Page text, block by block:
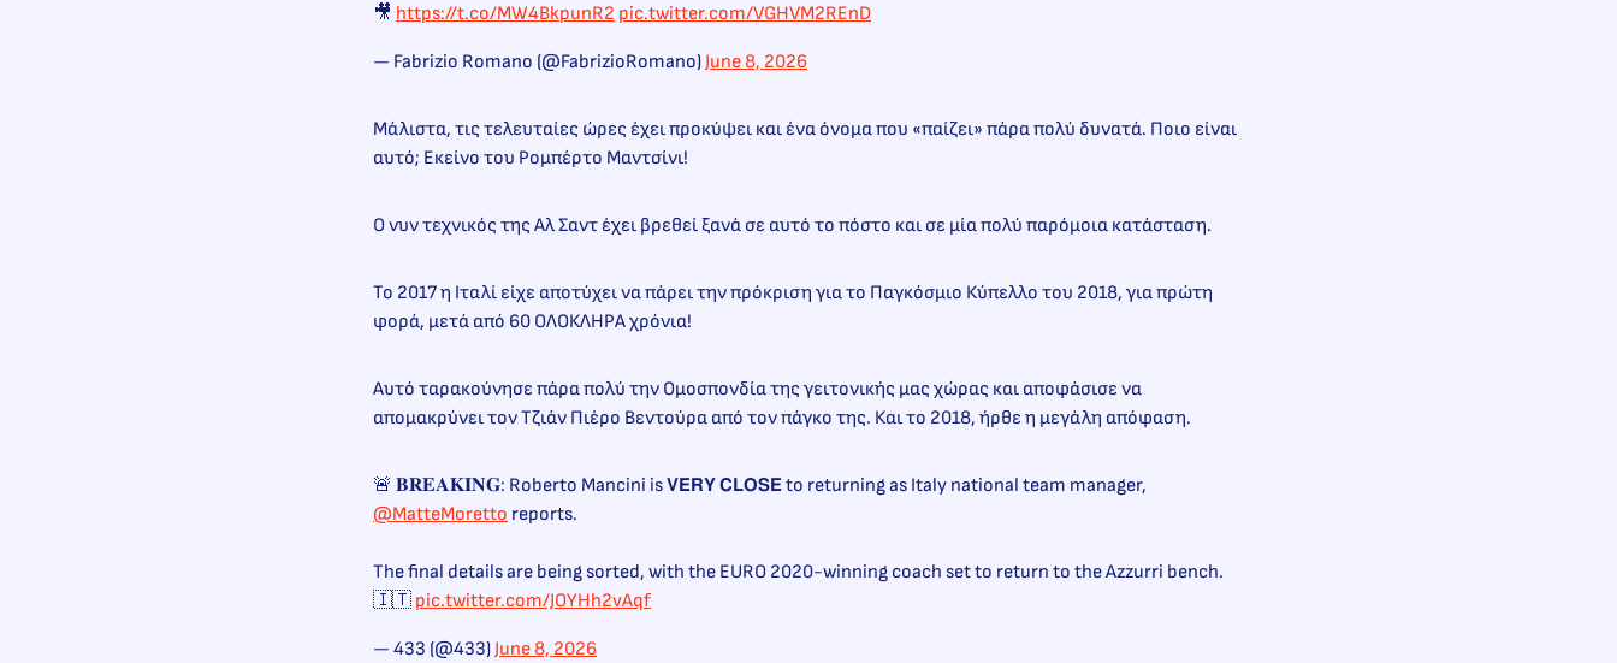
🎥 https://t.co/MW4BkpunR2 pic.twitter.com/VGHVM2REnD
— Fabrizio Romano (@FabrizioRomano) June 8, 2026
Μάλιστα, τις τελευταίες ώρες έχει προκύψει και ένα όνομα που «παίζει» πάρα πολύ δυνατά. Ποιο είναι
αυτό; Εκείνο του Ρομπέρτο Μαντσίνι!
Ο νυν τεχνικός της Αλ Σαντ έχει βρεθεί ξανά σε αυτό το πόστο και σε μία πολύ παρόμοια κατάσταση.
Το 2017 η Ιταλί είχε αποτύχει να πάρει την πρόκριση για το Παγκόσμιο Κύπελλο του 2018, για πρώτη
φορά, μετά από 60 ΟΛΟΚΛΗΡΑ χρόνια!
Αυτό ταρακούνησε πάρα πολύ την Ομοσπονδία της γειτονικής μας χώρας και αποφάσισε να
απομακρύνει τον Τζιάν Πιέρο Βεντούρα από τον πάγκο της. Και το 2018, ήρθε η μεγάλη απόφαση.
🚨 𝐁𝐑𝐄𝐀𝐊𝐈𝐍𝐆: Roberto Mancini is 𝗩𝗘𝗥𝗬 𝗖𝗟𝗢𝗦𝗘 to returning as Italy national team manager,
@MatteMoretto reports.
The final details are being sorted, with the EURO 2020-winning coach set to return to the Azzurri bench.
🇮🇹 pic.twitter.com/JOYHh2vAqf
— 433 (@433) June 8, 2026